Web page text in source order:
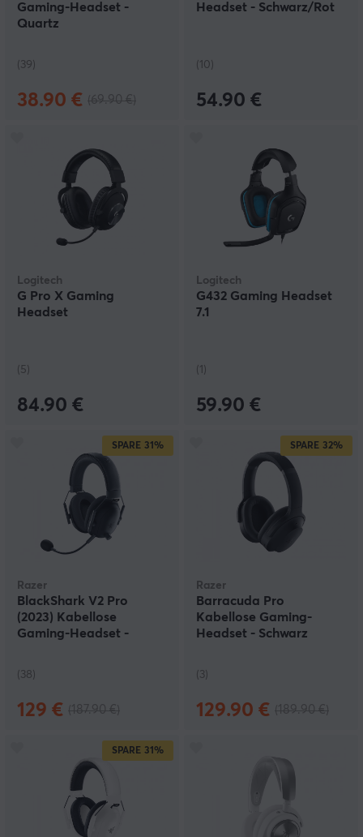
Gaming-Headset -
Quartz
(39)
38.90 €
Headset - Schwarz/Rot
(10)
54.90 €
Logitech
G Pro X Gaming
Headset
(5)
84.90 €
Logitech
G432 Gaming Headset
7.1
(1)
59.90 €
SPARE 31%
Razer
BlackShark V2 Pro
(2023) Kabellose
Gaming-Headset -
(38)
129 €
SPARE 32%
Razer
Barracuda Pro
Kabellose Gaming-
Headset - Schwarz
(3)
129.90 €
SPARE 31%